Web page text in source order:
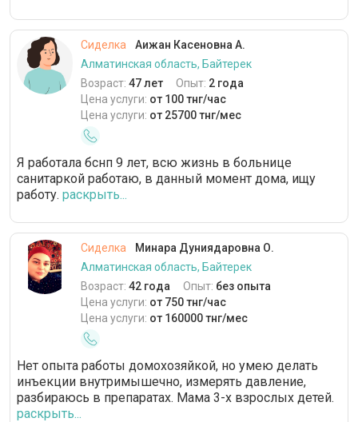
Сиделка
Аижан Касеновна А.
Алматинская область, Байтерек
Возраст: 47 лет Опыт: 2 года
Цена услуги: от 100 тнг/час
Цена услуги: от 25700 тнг/мес
Я работала бснп 9 лет, всю жизнь в больнице
санитаркой работаю, в данный момент дома, ищу
работу. раскрыть...
Сиделка
Минара Дуниядаровна О.
Алматинская область, Байтерек
Возраст: 42 года Опыт: без опыта
Цена услуги: от 750 тнг/час
Цена услуги: от 160000 тнг/мес
Нет опыта работы домохозяйкой, но умею делать
инъекции внутримышечно, измерять давление,
разбираюсь в препаратах. Мама 3-х взрослых детей.
раскрыть...